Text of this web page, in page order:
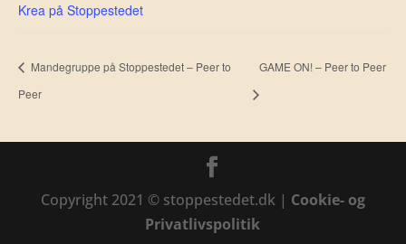
Krea på Stoppestedet
Mandegruppe på Stoppestedet – Peer to
Peer
GAME ON! – Peer to Peer
Copyright 2021 © stoppestedet.dk | Cookie- og
Privatlivspolitik